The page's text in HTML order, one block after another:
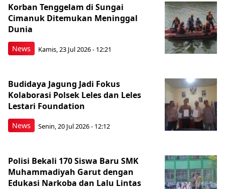
News
Korban Tenggelam di Sungai
Cimanuk Ditemukan Meninggal
Dunia
Kamis, 23 Jul 2026 - 12:21
News
Budidaya Jagung Jadi Fokus
Kolaborasi Polsek Leles dan Leles
Lestari Foundation
Senin, 20 Jul 2026 - 12:12
Polisi Bekali 170 Siswa Baru SMK
Muhammadiyah Garut dengan
Edukasi Narkoba dan Lalu Lintas